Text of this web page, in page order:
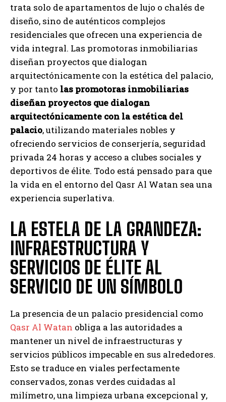
trata solo de apartamentos de lujo o chalés de
diseño, sino de auténticos complejos
residenciales que ofrecen una experiencia de
vida integral. Las promotoras inmobiliarias
diseñan proyectos que dialogan
arquitectónicamente con la estética del palacio,
y por tanto las promotoras inmobiliarias
diseñan proyectos que dialogan
arquitectónicamente con la estética del
palacio, utilizando materiales nobles y
ofreciendo servicios de conserjería, seguridad
privada 24 horas y acceso a clubes sociales y
deportivos de élite. Todo está pensado para que
la vida en el entorno del Qasr Al Watan sea una
experiencia superlativa.
LA ESTELA DE LA GRANDEZA:
INFRAESTRUCTURA Y
SERVICIOS DE ÉLITE AL
SERVICIO DE UN SÍMBOLO
La presencia de un palacio presidencial como
Qasr Al Watan obliga a las autoridades a
mantener un nivel de infraestructuras y
servicios públicos impecable en sus alrededores.
Esto se traduce en viales perfectamente
conservados, zonas verdes cuidadas al
milímetro, una limpieza urbana excepcional y,